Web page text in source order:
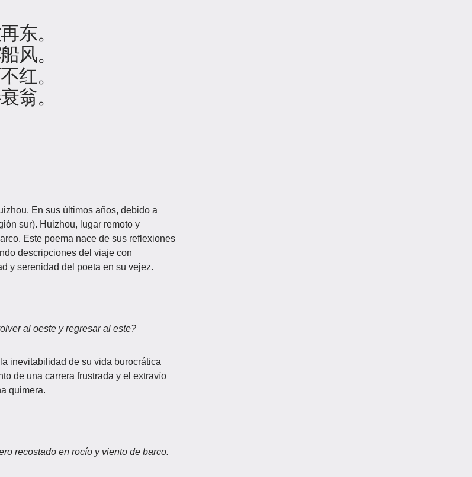
东。
风。
红。
翁。
En sus últimos años, debido a
sur). Huizhou, lugar remoto y
Este poema nace de sus reflexiones
descripciones del viaje con
y serenidad del poeta en su vejez.
al oeste y regresar al este?
inevitabilidad de su vida burocrática
de una carrera frustrada y el extravío
quimera.
recostado en rocío y viento de barco.